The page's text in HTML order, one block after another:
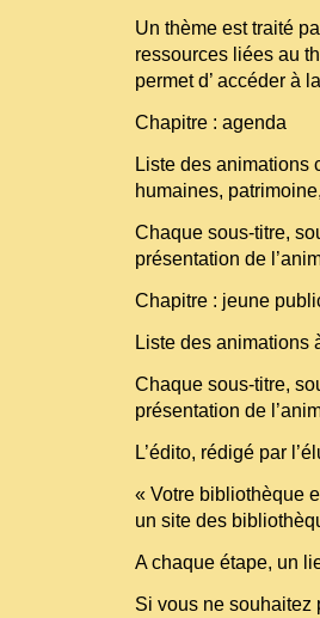
Un thème est traité
ressources liées au
permet d’ accéder à
Chapitre : agenda
Liste des animations
humaines,
Chaque sous-titre,
présentation de
Chapitre : jeune
Liste des animations
Chaque sous-titre,
présentation de
L’édito, rédigé par
« Votre bibliothèque
un site des
A chaque étape, un
Si vous ne souhaitez